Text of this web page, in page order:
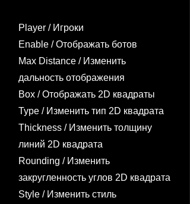
Player / Игроки​
Enable / Отображать ботов
Max Distance / Изменить
дальность отображения
Box / Отображать 2D квадраты
Type / Изменить тип 2D квадрата
Thickness / Изменить толщину
линий 2D квадрата
Rounding / Изменить
закругленность углов 2D квадрата
Style / Изменить стиль